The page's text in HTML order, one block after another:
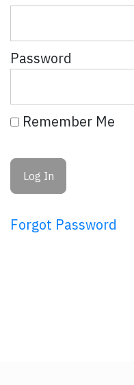
Password
Remember Me
Forgot Password